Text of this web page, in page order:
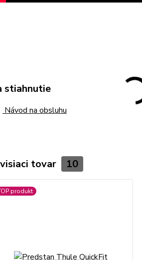
stiahnutie
Návod na obsluhu
tovar 10
produkt